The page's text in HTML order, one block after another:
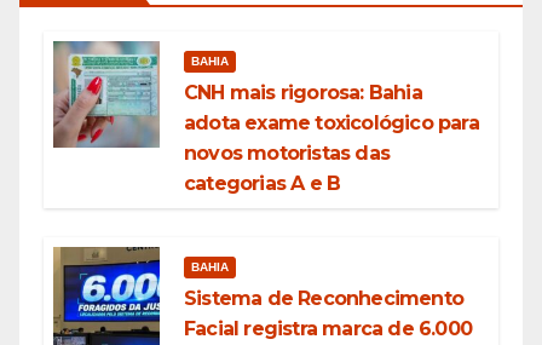
BAHIA
CNH mais rigorosa: Bahia
adota exame toxicológico para
novos motoristas das
categorias A e B
BAHIA
Sistema de Reconhecimento
Facial registra marca de 6.000